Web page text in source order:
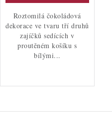
Roztomilá čokoládová
dekorace ve tvaru tří druhů
zajíčků sedících v
proutěném košíku s
bílými...